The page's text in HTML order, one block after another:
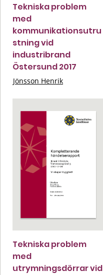
Tekniska problem
med
kommunikationsutru
stning vid
industribrand
Östersund 2017
Jönsson Henrik
Tekniska problem
med
utrymningsdörrar vid